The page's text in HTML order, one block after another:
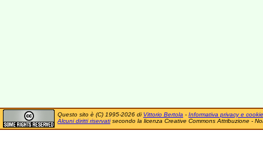
Questo sito è (C) 1995-2026 di Vittorio Bertola - Informativa privacy e cookie
Alcuni diritti riservatisecondo la licenza Creative Commons Attribuzione -